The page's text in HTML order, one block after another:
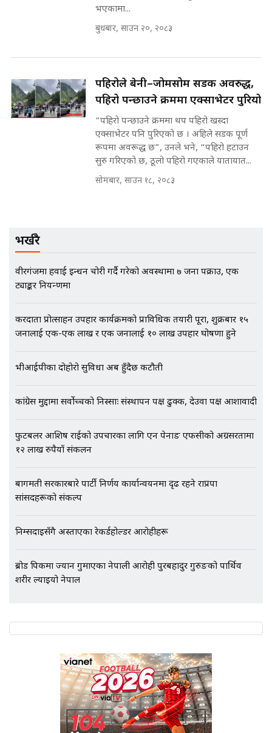
मन्त्रीले घुस डिल गरेको अडियो ! दुई झोला
मृतकका परिवारप्रति मेडिकल काउन्सीलको
बदनियत ! न्याय खोज्दै भौतारिदै सुवास
|| THE REPORTER ||
EXCLUSIVE - भिजिट भिसामा सेटिङको
अर्ब बढी घुस!|| SIDHAKURA ||
एभरेष्ट अस्पताल फलोअपः CCTV फुटेज
Followup: CCTV Footage Lost |
SIDHAKURA |
भएकामा...
बुधबार, साउन २०, २०८३
पहिरोले बेनी–जोमसोम सडक अवरुद्ध,
पहिरो पन्छाउने क्रममा एक्साभेटर पुरियो
“पहिरो पन्छाउने क्रममा थप पहिरो खस्दा
एक्साभेटर पनि पुरिएको छ । अहिले सडक पूर्ण
रूपमा अवरूद्ध छ”, उनले भने, “पहिरो हटाउन
सुरु गरिएको छ, ठूलो पहिरो गएकाले यातायात...
सोमबार, साउन १८, २०८३
भर्खरै
वीरगंजमा हवाई इन्धन चोरी गर्दै गरेको अवस्थामा ७ जना पक्राउ, एक
ट्याङ्कर नियन्त्रणमा
करदाता प्रोत्साहन उपहार कार्यक्रमको प्राविधिक तयारी पूरा, शुक्रबार १५
जनालाई एक-एक लाख र एक जनालाई १० लाख उपहार घोषणा हुने
भीआईपीका दोहोरो सुविधा अब हुँदैछ कटौती
कांग्रेस मुद्दामा सर्वोच्चको निस्साः संस्थापन पक्ष ढुक्क, देउवा पक्ष आशावादी
फुटबलर आशिष राईको उपचारका लागि एन पेनाङ एफसीको अग्रसरतामा
१२ लाख रुपैयाँ संकलन
बागमती सरकारबारे पार्टी निर्णय कार्यान्वयनमा दृढ रहने राप्रपा
सांसदहरूको संकल्प
निम्सदाइसँगै अस्ताएका रेकर्डहोल्डर आरोहीहरू
ब्रोड पिकमा ज्यान गुमाएका नेपाली आरोही पुरबहादुर गुरुङको पार्थिव
शरीर ल्याइयो नेपाल